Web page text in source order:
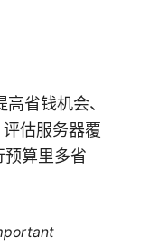
省钱机会、
估服务器覆
算里多省